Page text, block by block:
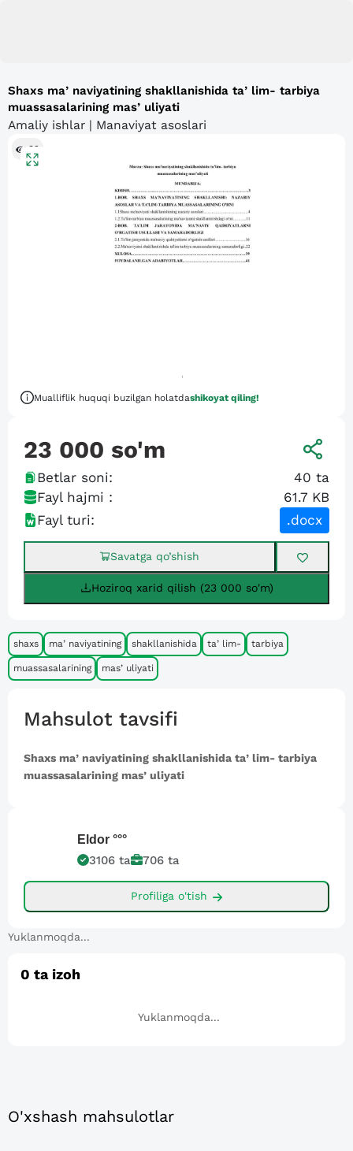
Shaxs maʼnaviyatining shakllanishida taʼlim- tarbiya
muassasalarining masʼuliyati
Amaliy ishlar | Manaviyat asoslari
92
Mualliflik huquqi buzilgan holatdashikoyat qiling!
23 000 so'm
Betlar soni: 40 ta
Fayl hajmi :
61.7 KB
Fayl turi:
.docx
Savatga qo’shish
Hoziroq xarid qilish (23 000 so'm)
shaxs maʼnaviyatining shakllanishida taʼlim- tarbiya
muassasalarining masʼuliyati
Mahsulot tavsifi
Shaxs maʼnaviyatining shakllanishida taʼlim- tarbiya
muassasalarining masʼuliyati
Eldor °°°
3106 ta 706 ta
Profiliga o'tish
Yuklanmoqda...
0 ta izoh
Yuklanmoqda...
O'xshash mahsulotlar